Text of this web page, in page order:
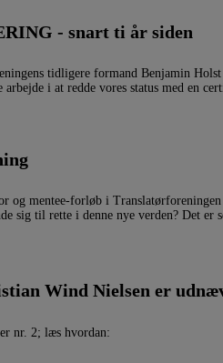
- snart ti år siden
tidligere formand Benjamin
i at redde vores status med en
og mentee-forløb i
sig til rette i denne nye verden? Det
Wind Nielsen er
nr. 2; læs hvordan: